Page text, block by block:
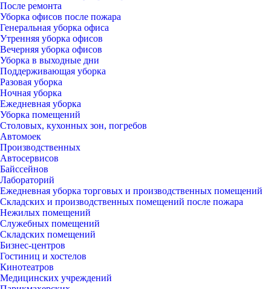
После ремонта
Уборка офисов после пожара
Генеральная уборка офиса
Утренняя уборка офисов
Вечерняя уборка офисов
Уборка в выходные дни
Поддерживающая уборка
Разовая уборка
Ночная уборка
Ежедневная уборка
Уборка помещений
Столовых, кухонных зон, погребов
Автомоек
Производственных
Автосервисов
Байссейнов
Лабораторий
Ежедневная уборка торговых и производственных помещений
Складских и производственных помещений после пожара
Нежилых помещений
Служебных помещений
Складских помещений
Бизнес-центров
Гостиниц и хостелов
Кинотеатров
Медицинских учреждений